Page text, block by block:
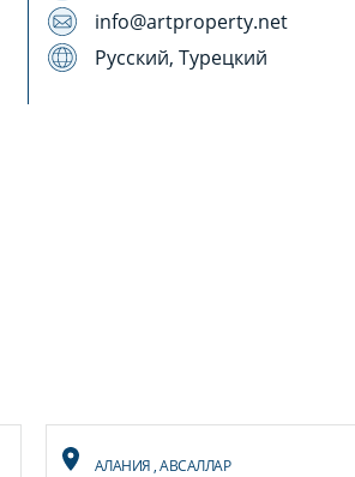
info@artproperty.net
Русский, Турецкий
АЛАНИЯ,АВСАЛЛАР